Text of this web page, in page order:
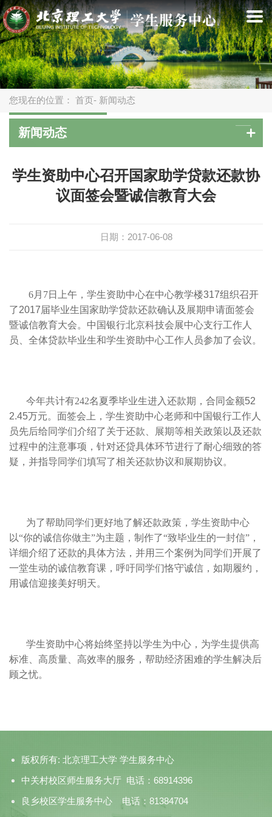
您现在的位置： 首页- 新闻动态
新闻动态
学生资助中心召开国家助学贷款还款协
议面签会暨诚信教育大会
日期：2017-06-08
6月7日上午，学生资助中心在中心教学楼317组织召开
了2017届毕业生国家助学贷款还款确认及展期申请面签会
暨诚信教育大会。中国银行北京科技会展中心支行工作人
员、全体贷款毕业生和学生资助中心工作人员参加了会议。
今年共计有242名夏季毕业生进入还款期，合同金额52
2.45万元。面签会上，学生资助中心老师和中国银行工作人
员先后给同学们介绍了关于还款、展期等相关政策以及还款
过程中的注意事项，针对还贷具体环节进行了耐心细致的答
疑，并指导同学们填写了相关还款协议和展期协议。
为了帮助同学们更好地了解还款政策，学生资助中心
以“你的诚信你做主”为主题，制作了“致毕业生的一封信”，
详细介绍了还款的具体方法，并用三个案例为同学们开展了
一堂生动的诚信教育课，呼吁同学们恪守诚信，如期履约，
用诚信迎接美好明天。
学生资助中心将始终坚持以学生为中心，为学生提供高
标准、高质量、高效率的服务，帮助经济困难的学生解决后
顾之忧。
版权所有: 北京理工大学 学生服务中心
中关村校区师生服务大厅 电话：68914396
良乡校区学生服务中心 电话：81384704